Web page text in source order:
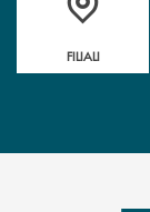
FILIALI